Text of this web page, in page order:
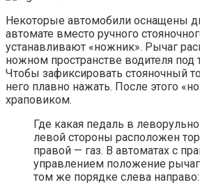
Некоторые автомобили оснащены
автомате вместо ручного
устанавливают «ножник». Рычаг
ножном пространстве водителя под
Чтобы зафиксировать стояночный
него плавно нажать. После этого
храповиком.
Где какая педаль в
левой стороны расположен
правой — газ. В автоматах с
управлением положение
том же порядке слева направо: